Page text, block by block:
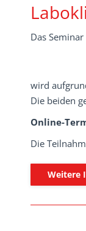
Das Seminar
wird
Die beiden
Online-
Die
Weitere